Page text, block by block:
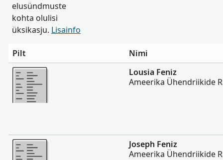
elusündmuste
kohta olulisi
üksikasju. Lisainfo
Pilt
Nimi
Rohkem
Lousia Feniz
Ameerika Ühendriikide
Rohkem
Joseph Feniz
Ameerika Ühendriikide